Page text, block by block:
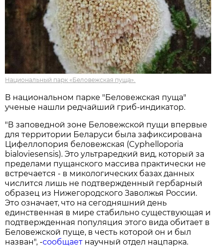
Национальный парк «Беловежская пуща».
В национальном парке "Беловежская пуща"
ученые нашли редчайший гриб-индикатор.
"В заповедной зоне Беловежской пущи впервые
для территории Беларуси была зафиксирована
Цифеллопория беловежская (Cyphelloporia
bialoviesensis). Это ультраредкий вид, который за
пределами пущанского массива практически не
встречается - в микологических базах данных
числится лишь не подтвержденный гербарный
образец из Нижегородского Заволжья России.
Это означает, что на сегодняшний день
единственная в мире стабильно существующая и
подтвержденная популяция этого вида обитает в
Беловежской пуще, в честь которой он и был
назван", -сообщает научный отдел нацпарка.